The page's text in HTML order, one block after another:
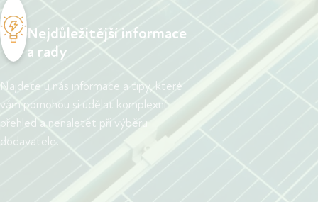
Nejdůležitější informace
a rady
Najdete u nás informace a tipy, které
vám pomohou si udělat komplexní
přehled a nenaletět při výběru
dodavatele.